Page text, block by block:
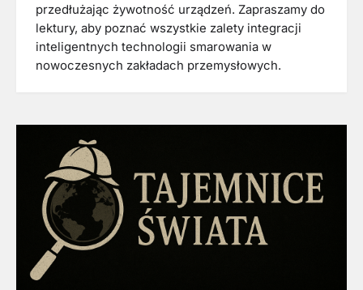
przedłużając żywotność urządzeń. Zapraszamy do
lektury, aby poznać wszystkie zalety integracji
inteligentnych technologii smarowania w
nowoczesnych zakładach przemysłowych.